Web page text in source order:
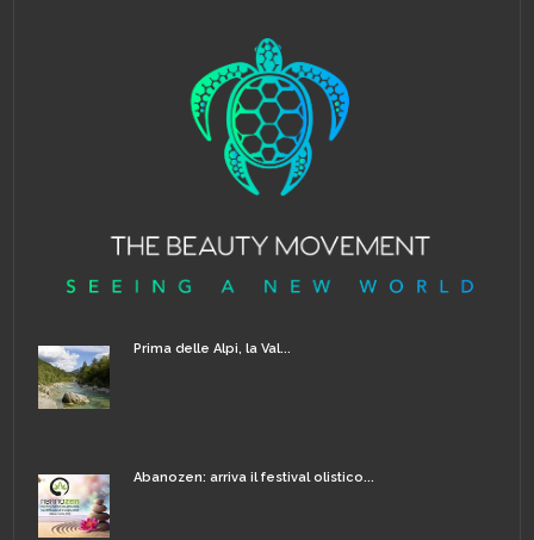
Prima delle Alpi, la Val...
Abanozen: arriva il festival olistico...